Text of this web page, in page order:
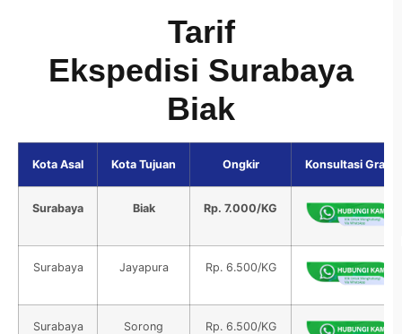
Tarif
Ekspedisi Surabaya
Biak
Kota Asal Kota Tujuan Ongkir Konsultasi Gratis
Surabaya Biak Rp. 7.000/KG
Surabaya Jayapura Rp. 6.500/KG
Surabaya Sorong Rp. 6.500/KG